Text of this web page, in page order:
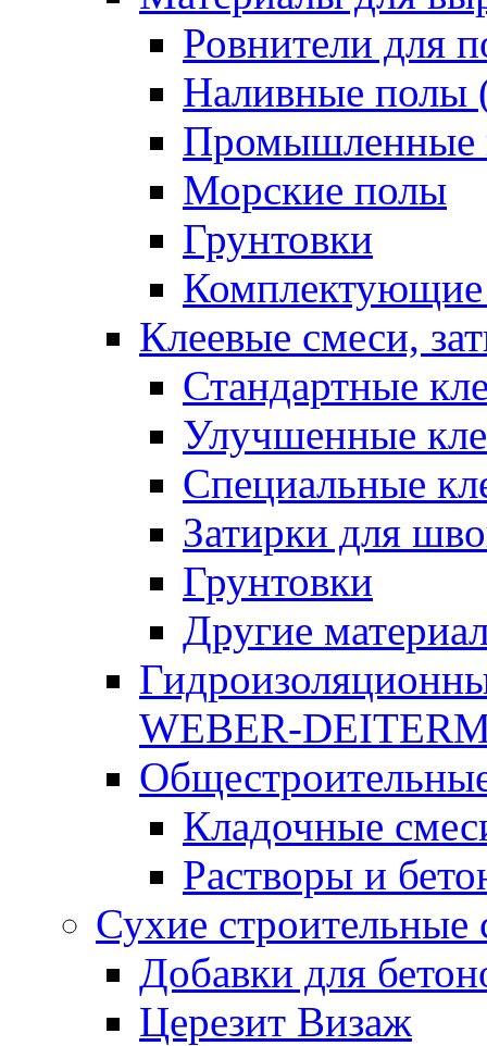
Ровнители для
Наливные полы
Промышленные
Морские полы
Грунтовки
Клеевые смеси,
Стандартные
Улучшенные
Специальные
Затирки для
Грунтовки
Другие
WEBER-
Кладочные
Растворы и
Сухие строительные
Добавки для
Церезит Визаж